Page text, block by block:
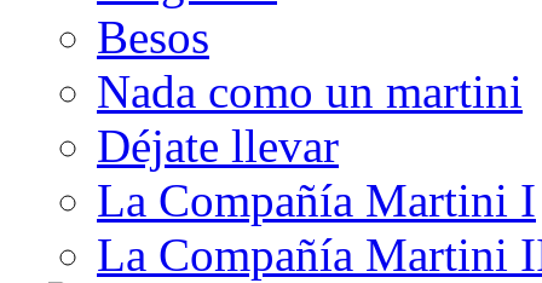
Besos
Nada como un martini
Déjate llevar
La Compañía Martini I
La Compañía Martini